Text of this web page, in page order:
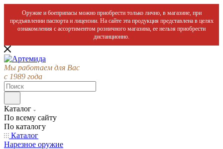
Оружие и боеприпасы можно приобрести только лично, в магазине, при
предъявлении паспорта и лицензии. На сайте эта продукция представлена в целях
ознакомления с ассортиментом розничного магазина, ее нельзя приобрести
дистанционно.
Мы работаем для Вас
с 1989 года
Каталог
По всему сайту
По каталогу
Каталог
Нарезное оружие